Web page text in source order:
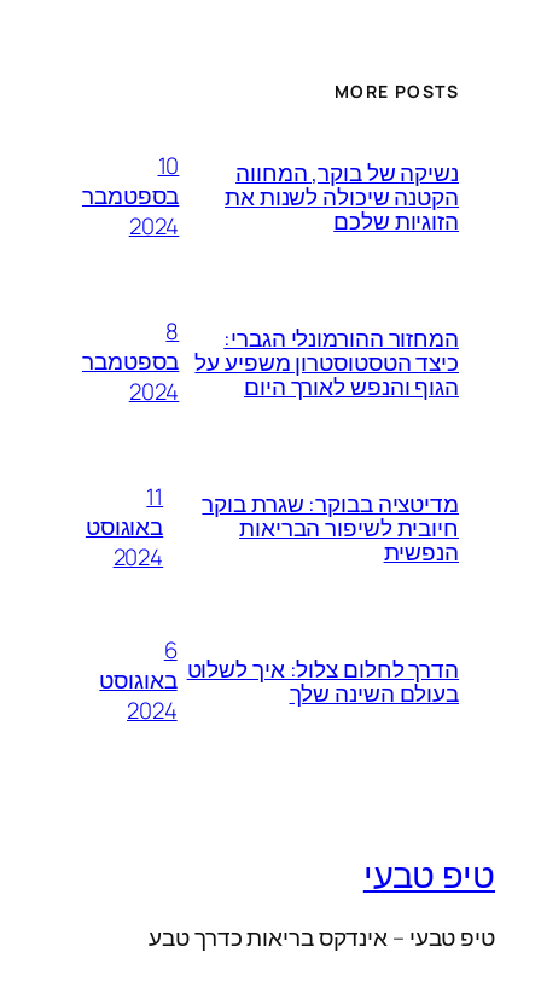
MORE POSTS
נשיקה של בוקר, המחווה
הקטנה שיכולה לשנות את
הזוגיות שלכם
10
בספטמבר
2024
המחזור ההורמונלי הגברי:
כיצד הטסטוסטרון משפיע על
הגוף והנפש לאורך היום
8
בספטמבר
2024
מדיטציה בבוקר: שגרת בוקר
חיובית לשיפור הבריאות
הנפשית
11
באוגוסט
2024
הדרך לחלום צלול: איך לשלוט
בעולם השינה שלך
6
באוגוסט
2024
טיפ טבעי
טיפ טבעי – אינדקס בריאות כדרך טבע